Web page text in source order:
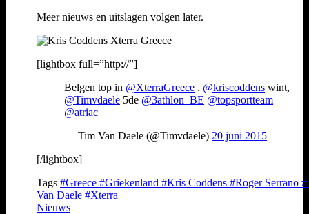
Meer nieuws en uitslagen volgen later.
[lightbox full=”http://”]
Belgen top in @XterraGreece . @kriscoddens wint,
@Timvdaele 5de @3athlon_BE @topsportteam
@atriac
— Tim Van Daele (@Timvdaele) 20 juni 2015
[/lightbox]
Tags #Greece #Griekenland #Kris Coddens #Roger Serrano
Van Daele #Xterra
Nieuws